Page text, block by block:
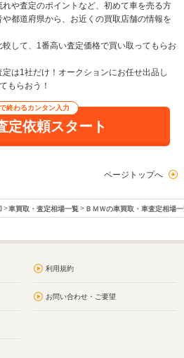
や査定のポイントなど、初めて車を売る方
都道府県から、お近くの買取店舗の情報を
較して、1番高い査定価格で買い取ってもらお
定は1社だけ！オークションにお任せ出品し
もらおう！
終わるカンタン入力
定依頼スタート
ページトップへ
車買取・査定相場一覧 ＢＭＷの車買取・車査定相場
利用規約
お問い合わせ・ご要望